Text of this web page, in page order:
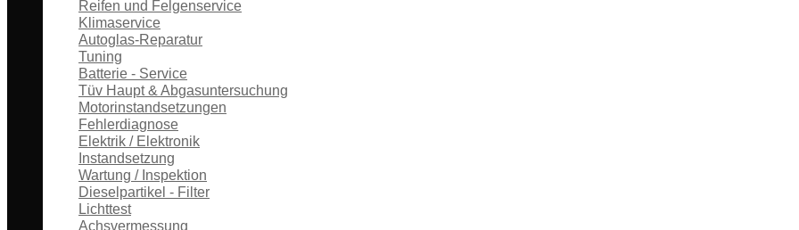
Reifen und Felgenservice
Klimaservice
Autoglas-Reparatur
Tuning
Batterie - Service
Tüv Haupt & Abgasuntersuchung
Motorinstandsetzungen
Fehlerdiagnose
Elektrik / Elektronik
Instandsetzung
Wartung / Inspektion
Dieselpartikel - Filter
Lichttest
Achsvermessung